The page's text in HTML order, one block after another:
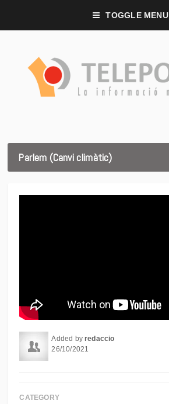
TOGGLE MENU
Parlem (Canvi climàtic)
Added byredaccio
26/10/2021
CATEGORY